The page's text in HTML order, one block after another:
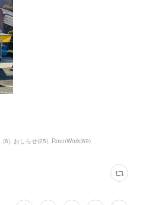
(6) おしらせ(25) RoenWork(69)